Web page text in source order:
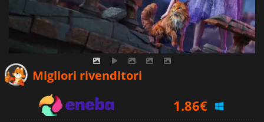
Migliori rivenditori
1.86€